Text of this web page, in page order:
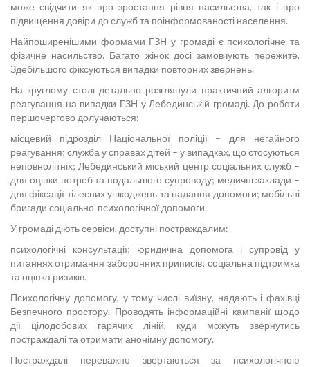
може свідчити як про зростання рівня насильства, так і про
підвищення довіри до служб та поінформованості населення.
Найпоширенішими формами ГЗН у громаді є психологічне та
фізичне насильство. Багато жінок досі замовчують пережите.
Здебільшого фіксуються випадки повторних звернень.
На круглому столі детально розглянули практичний алгоритм
реагування на випадки ГЗН у Лебединській громаді. До роботи
першочергово долучаються:
місцевий підрозділ Національної поліції – для негайного
реагування; служба у справах дітей – у випадках, що стосуються
неповнолітніх; Лебединський міський центр соціальних служб –
для оцінки потреб та подальшого супроводу; медичні заклади –
для фіксації тілесних ушкоджень та надання допомоги; мобільні
бригади соціально-психологічної допомоги.
У громаді діють сервіси, доступні постраждалим:
психологічні консультації; юридична допомога і супровід у
питаннях отримання заборонних приписів; соціальна підтримка
та оцінка ризиків.
Психологічну допомогу, у тому числі виїзну, надають і фахівці
Безпечного простору. Проводять інформаційні кампанії щодо
дії цілодобових гарячих ліній, куди можуть звернутись
постраждалі та отримати анонімну допомогу.
Постраждалі переважно звертаються за психологічною